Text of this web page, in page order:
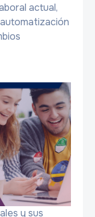
actual,
y sus